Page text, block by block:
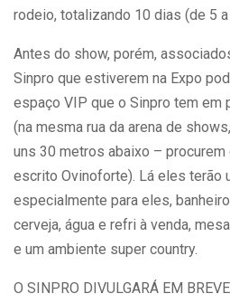
rodeio, totalizando 10 dias (de 5
Antes do show, porém,
Sinpro que estiverem na Expo
espaço VIP que o Sinpro tem em
(na mesma rua da arena de
uns 30 metros abaixo – procurem
escrito Ovinoforte). Lá eles terão
especialmente para eles,
cerveja, água e refri à venda,
e um ambiente super country.
O SINPRO DIVULGARÁ EM